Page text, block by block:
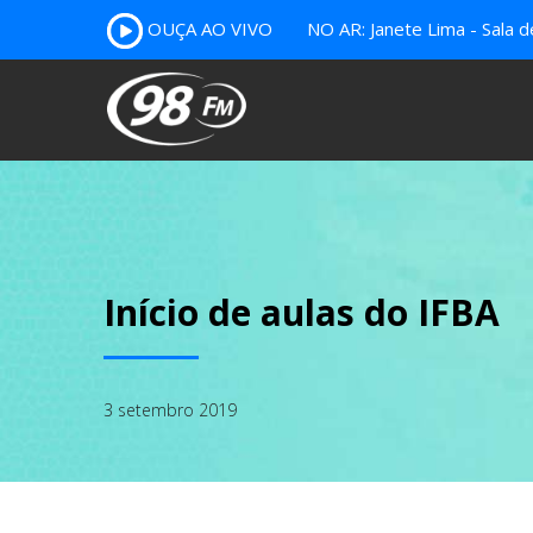
OUÇA AO VIVO NO AR: Janete Lima - Sala
Início de aulas do IFBA
3 setembro 2019